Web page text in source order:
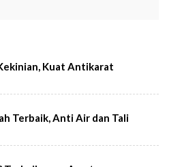
Kuat Antikarat
Terbaik, Anti Air dan Tali